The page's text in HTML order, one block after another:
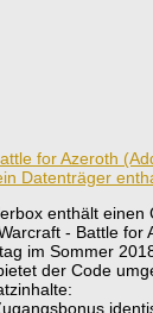
for Azeroth
Datenträger
enthält einen
- Battle for
im Sommer
der Code